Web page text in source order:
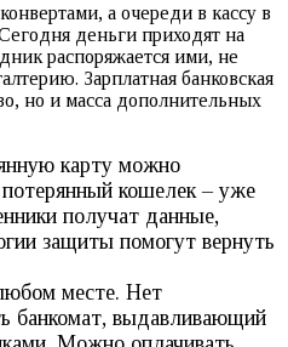
а очереди в кассу в
деньги приходят на
распоряжается ими, не
Зарплатная банковская
но и масса дополнительных
карту можно
потерянный кошелек – уже
получат данные,
защиты помогут вернуть
месте. Нет
банкомат, выдавливающий